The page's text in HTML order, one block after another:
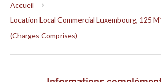
Accueil
Location Local Commercial Luxembourg, 125
(Charges Comprises)